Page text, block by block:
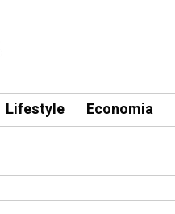
Lifestyle Economia